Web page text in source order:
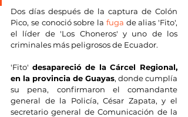
Dos días después de la captura de Colón
Pico, se conoció sobre la fuga de alias 'Fito',
el líder de 'Los Choneros' y uno de los
criminales más peligrosos de Ecuador.
'Fito' desapareció de la Cárcel Regional,
en la provincia de Guayas, donde cumplía
su pena, confirmaron el comandante
general de la Policía, César Zapata, y el
secretario general de Comunicación de la